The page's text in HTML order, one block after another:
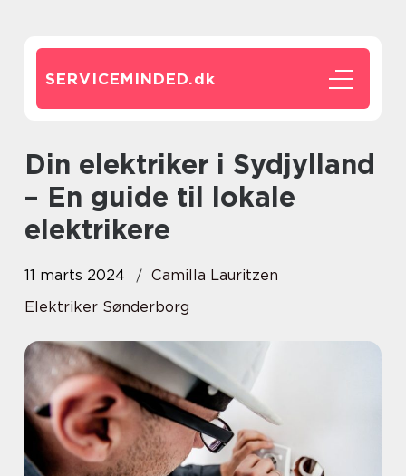
SERVICEMINDED.dk
Din elektriker i Sydjylland
– En guide til lokale
elektrikere
11 marts 2024
Camilla Lauritzen
Elektriker Sønderborg